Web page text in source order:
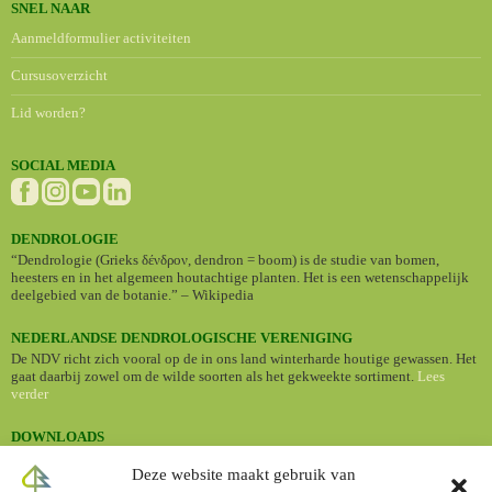
Deze website maakt gebruik van
SNEL NAAR
Aanmeldformulier activiteiten
Cursusoverzicht
Lid worden?
SOCIAL MEDIA
DENDROLOGIE
“Dendrologie (Grieks δένδρον, dendron = boom) is de studie van bomen,
heesters en in het algemeen houtachtige planten. Het is een wetenschappelijk
deelgebied van de botanie.” – Wikipedia
NEDERLANDSE DENDROLOGISCHE VERENIGING
De NDV richt zich vooral op de in ons land winterharde houtige gewassen. Het
gaat daarbij zowel om de wilde soorten als het gekweekte sortiment. Lees
verder
DOWNLOADS